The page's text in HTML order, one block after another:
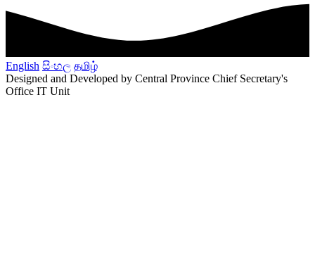
English සිංහල தமிழ்
Designed and Developed by Central Province Chief Secretary's
Office IT Unit